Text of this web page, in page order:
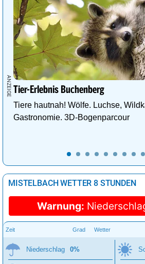
Tier-Erlebnis Buchenberg
Tiere hautnah! Wölfe. Luchse,
Gastronomie. 3D-Bogenparcour
MISTELBACH WETTER 8 STUNDEN
Warnung:
Zeit Grad Wetter
Niederschlag 0%